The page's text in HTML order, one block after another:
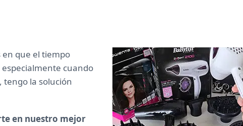
en que el tiempo
cuando
tengo la solución
en nuestro mejor